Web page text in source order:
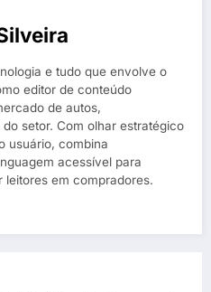
e tudo que envolve o
editor de conteúdo
de autos,
setor. Com olhar estratégico
usuário, combina
acessível para
em compradores.